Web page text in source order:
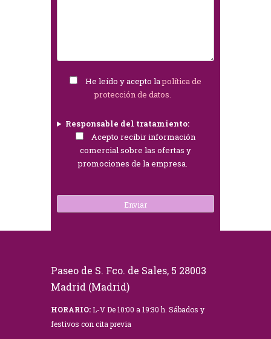
He leído y acepto lapolítica de
protección de datos.
Responsable del tratamiento:
Acepto recibir información
comercial sobre las ofertas y
promociones de la empresa.
Paseo de S. Fco. de Sales, 5 28003
Madrid (Madrid)
HORARIO:L-V De 10:00 a 19:30 h. Sábados y
festivos con cita previa